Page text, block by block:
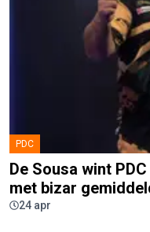
PDC
De Sousa wint
met bizar
24 apr